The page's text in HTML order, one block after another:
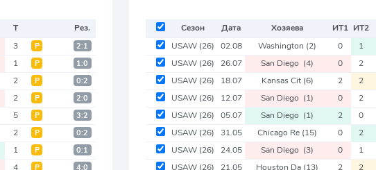
Т
Рез.
3 Р 2:1
1 Р 1:0
2 Р 0:2
2 Р 2:0
5 Р 3:2
2 Р 0:2
1 Р 0:1
4 Р 4:0
Сезон Дата Хозяева ИТ1 ИТ2
USAW (26) 02.08 Washington (2) 0 1
USAW (26) 26.07 San Diego (4) 0 2
USAW (26) 18.07 Kansas Cit (6) 2 2
USAW (26) 12.07 San Diego (1) 0 2
USAW (26) 05.07 San Diego (1) 2 0
USAW (26) 31.05 Chicago Re (15) 0 2
USAW (26) 24.05 San Diego (3) 0 1
USAW (26) 21.05 Houston Da (13) 2 2